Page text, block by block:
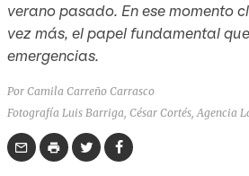
Por Camila Carreño Carrasco
Fotografía Luis Barriga, César Cortés, Agencia
verano pasado. En ese momento
vez más, el papel fundamental
emergencias.